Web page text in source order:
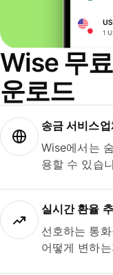
Wise 무
운로드
송금 서비스
Wise에서는
용할 수 있습
실시간 환율
선호하는 통
어떻게 변하